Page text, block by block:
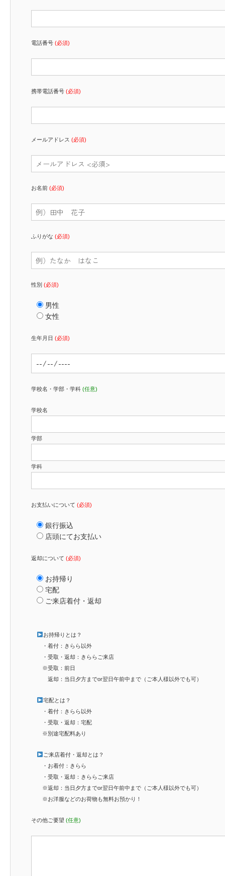
電話番号 (必須)
携帯電話番号 (必須)
メールアドレス (必須)
お名前 (必須)
ふりがな (必須)
性別 (必須)
男性
女性
生年月日 (必須)
学校名・学部・学科 (任意)
学校名
学部
学科
お支払いについて (必須)
銀行振込
店頭にてお支払い
返却について (必須)
お持帰り
宅配
ご来店着付・返却
お持帰りとは？
・着付：きらら以外
・受取・返却：きららご来店
※受取：前日
返却：当日夕方までor翌日午前中まで（ご本人様以外でも可）
宅配とは？
・着付：きらら以外
・受取・返却：宅配
※別途宅配料あり
ご来店着付・返却とは？
・お着付：きらら
・受取・返却：きららご来店
※返却：当日夕方までor翌日午前中まで（ご本人様以外でも可）
※お洋服などのお荷物も無料お預かり！
その他ご要望 (任意)